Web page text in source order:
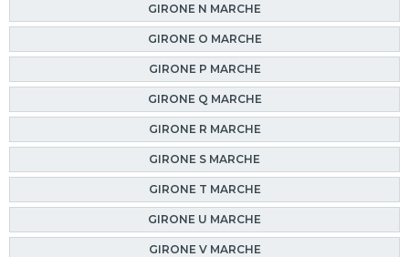
GIRONE N MARCHE
GIRONE O MARCHE
GIRONE P MARCHE
GIRONE Q MARCHE
GIRONE R MARCHE
GIRONE S MARCHE
GIRONE T MARCHE
GIRONE U MARCHE
GIRONE V MARCHE